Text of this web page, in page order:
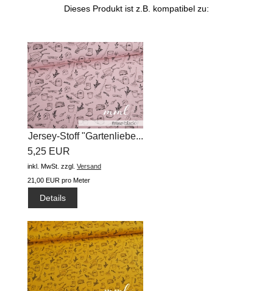
Dieses Produkt ist z.B. kompatibel zu:
Jersey-Stoff "Gartenliebe...
5,25 EUR
inkl. MwSt. zzgl. Versand
21,00 EUR pro Meter
Details